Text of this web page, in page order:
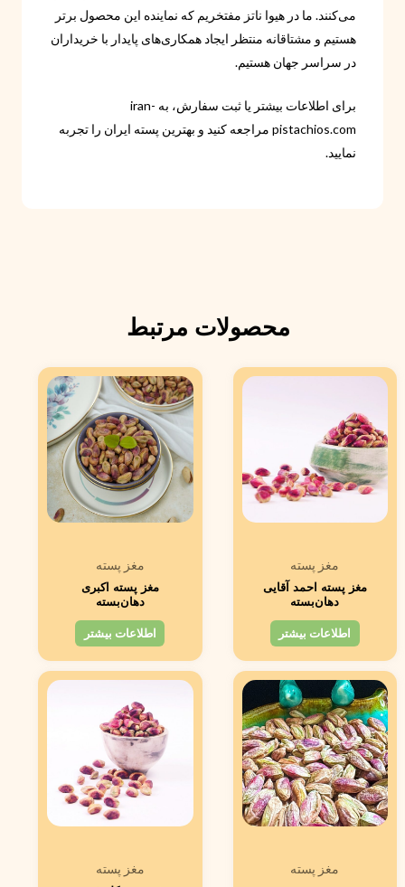
می‌کنند. ما در هیوا ناتز مفتخریم که نماینده این محصول برتر
هستیم و مشتاقانه منتظر ایجاد همکاری‌های پایدار با خریداران
در سراسر جهان هستیم.
برای اطلاعات بیشتر یا ثبت سفارش، به iran-
pistachios.com مراجعه کنید و بهترین پسته ایران را تجربه
نمایید.
محصولات مرتبط
مغز پسته
مغز پسته احمد آقایی
دهان‌بسته
اطلاعات بیشتر
مغز پسته
مغز پسته اکبری
دهان‌بسته
اطلاعات بیشتر
مغز پسته
مغز پسته